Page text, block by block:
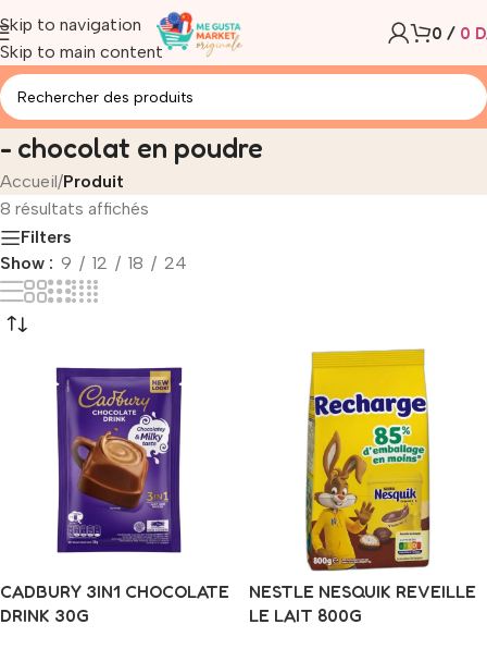
Skip to navigation
Skip to main content
0 / 0
- chocolat en poudre
Accueil/Produit
8 résultats affichés
Filters
Show
9 12 18 24
CADBURY 3IN1 CHOCOLATE
DRINK 30G
NESTLE NESQUIK REVEILLE
LE LAIT 800G